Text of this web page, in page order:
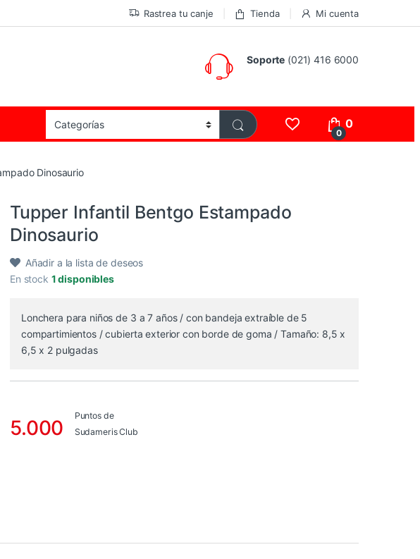
Rastrea tu canje Tienda Mi cuenta
Soporte (021) 416 6000
0
0
Dinosaurio
Tupper Infantil Bentgo Estampado
Dinosaurio
Añadir a la lista de deseos
En stock 1 disponibles
Lonchera para niños de 3 a 7 años / con bandeja extraíble de 5
compartimientos / cubierta exterior con borde de goma / Tamaño: 8,5 x
6,5 x 2 pulgadas
5.000
Puntos de
Sudameris Club